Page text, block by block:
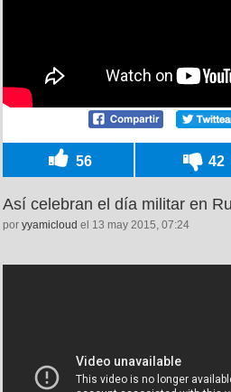
56 42
Así celebran el día militar en
por yyamicloud el 13 may 2015, 07:24